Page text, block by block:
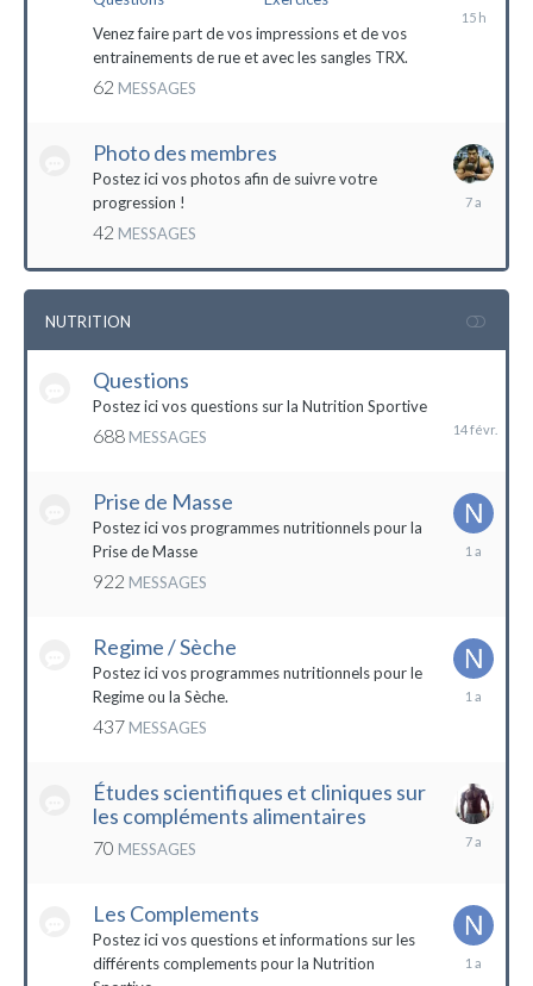
Venez faire part de vos impressions et de vos
entrainements de rue et avec les sangles TRX.
62 MESSAGES
Photo des membres
Postez ici vos photos afin de suivre votre
progression !
42 MESSAGES
18
NUTRITION
Questions
Postez ici vos questions sur la Nutrition Sportive
688 MESSAGES
Prise de Masse
Postez ici vos programmes nutritionnels pour la
Prise de Masse
922 MESSAGES
19
Regime / Sèche
Postez ici vos programmes nutritionnels pour le
Regime ou la Sèche.
437 MESSAGES
18
Études scientifiques et cliniques sur
les compléments alimentaires
70 MESSAGES
18
Les Complements
Postez ici vos questions et informations sur les
différents complements pour la Nutrition